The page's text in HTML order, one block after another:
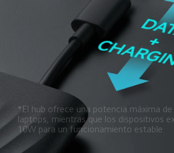
*El hub ofrece una potencia máxima
laptops, mientras que los dispositivos
10W para un funcionamiento estable